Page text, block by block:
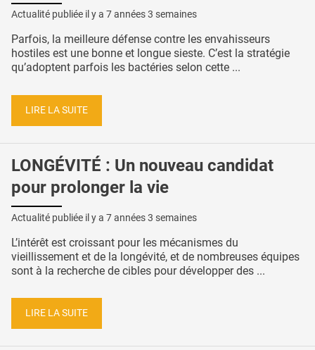
Actualité publiée il y a 7 années 3 semaines
Parfois, la meilleure défense contre les envahisseurs
hostiles est une bonne et longue sieste. C’est la stratégie
qu’adoptent parfois les bactéries selon cette ...
LIRE LA SUITE
LONGÉVITÉ : Un nouveau candidat
pour prolonger la vie
Actualité publiée il y a 7 années 3 semaines
L’intérêt est croissant pour les mécanismes du
vieillissement et de la longévité, et de nombreuses équipes
sont à la recherche de cibles pour développer des ...
LIRE LA SUITE